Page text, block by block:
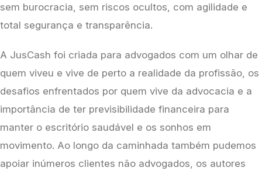
sem burocracia, sem riscos ocultos, com agilidade e
total segurança e transparência.
A JusCash foi criada para advogados com um olhar de
quem viveu e vive de perto a realidade da profissão, os
desafios enfrentados por quem vive da advocacia e a
importância de ter previsibilidade financeira para
manter o escritório saudável e os sonhos em
movimento. Ao longo da caminhada também pudemos
apoiar inúmeros clientes não advogados, os autores